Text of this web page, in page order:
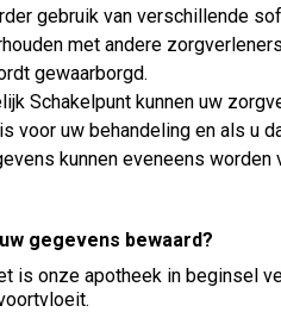
gebruik van verschillende
met andere
gewaarborgd.
Schakelpunt kunnen uw
voor uw behandeling en als u
kunnen eveneens
gegevens bewaard?
is onze apotheek in beginsel